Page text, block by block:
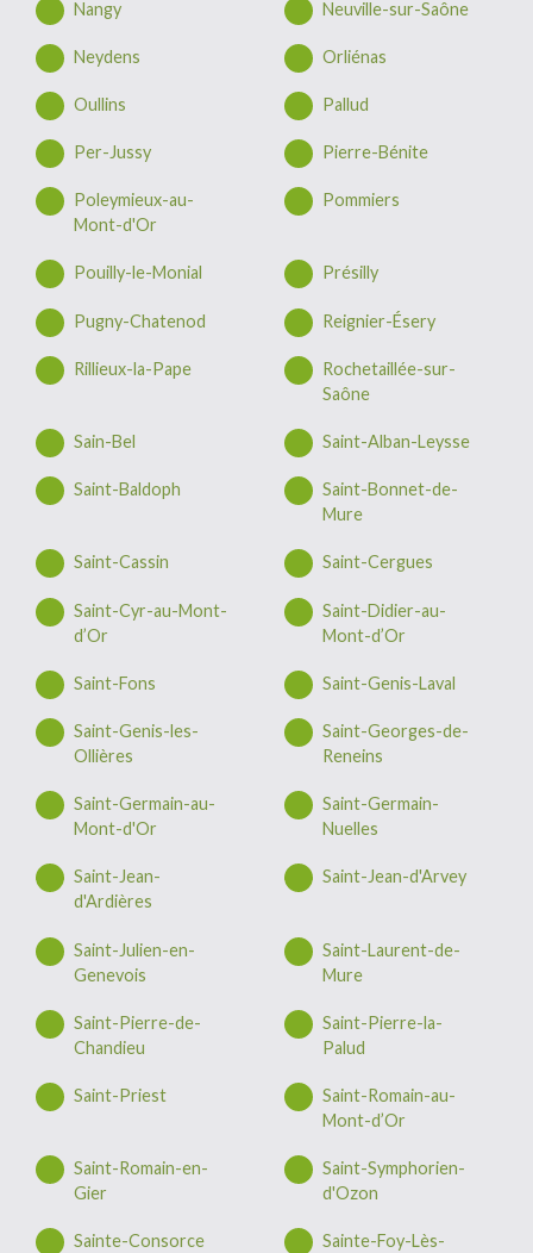
Nangy Neuville-sur-Saône
Neydens Orliénas
Oullins Pallud
Per-Jussy Pierre-Bénite
Poleymieux-au-
Mont-d'Or
Pommiers
Pouilly-le-Monial Présilly
Pugny-Chatenod Reignier-Ésery
Rillieux-la-Pape
Rochetaillée-sur-
Saône
Sain-Bel Saint-Alban-Leysse
Saint-Baldoph
Saint-Bonnet-de-
Mure
Saint-Cassin Saint-Cergues
Saint-Cyr-au-Mont-
d’Or
Saint-Didier-au-
Mont-d’Or
Saint-Fons Saint-Genis-Laval
Saint-Genis-les-
Ollières
Saint-Georges-de-
Reneins
Saint-Germain-au-
Mont-d'Or
Saint-Germain-
Nuelles
Saint-Jean-
d'Ardières
Saint-Jean-d'Arvey
Saint-Julien-en-
Genevois
Saint-Laurent-de-
Mure
Saint-Pierre-de-
Chandieu
Saint-Pierre-la-
Palud
Saint-Priest
Saint-Romain-au-
Mont-d’Or
Saint-Romain-en-
Gier
Saint-Symphorien-
d'Ozon
Sainte-Consorce
Sainte-Foy-Lès-